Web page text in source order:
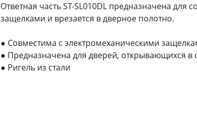
Ответная часть ST-SL010DL предназначена
защелками и врезается в дверное полотно.
● Совместима с электромеханическими
● Предназначена для дверей, открывающихся в
● Ригель из стали